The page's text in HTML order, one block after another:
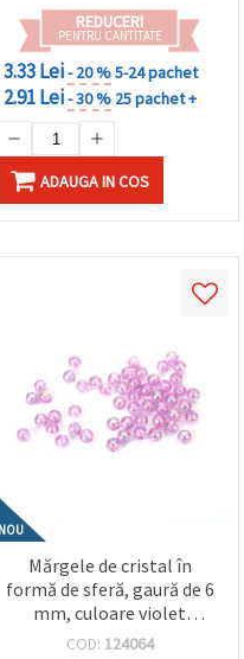
REDUCERI
PENTRU CANTITATE
3.33 Lei- 20 %5-24 pachet
2.91 Lei- 30 % 25 pachet +
ADAUGA IN COS
NOU
Mărgele de cristal în
formă de sferă, gaură de 6
mm, culoare violet
deschis, curcubeu - 20
COD: 124064